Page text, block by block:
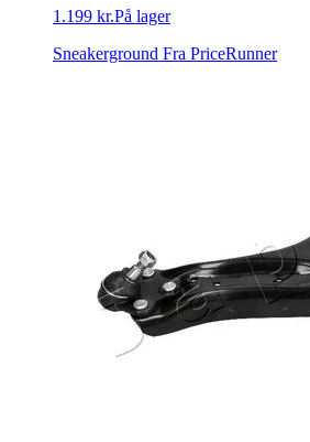
1.199 kr.På lager
Sneakerground Fra PriceRunner